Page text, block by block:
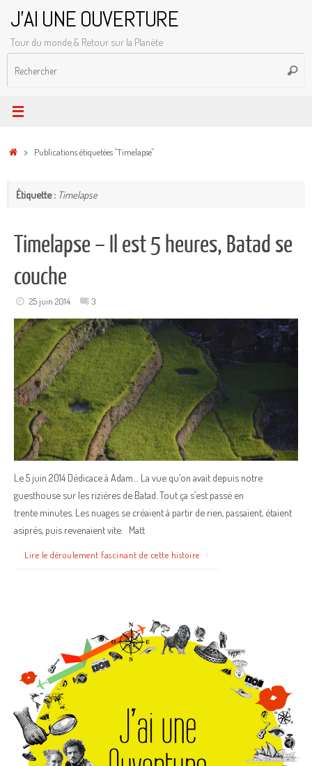
contenu
J'AI UNE OUVERTURE
Tour du monde & Retour sur la Planète
AccueilPublications étiquetées "Timelapse"
Étiquette : Timelapse
Timelapse – Il est 5 heures, Batad se
couche
25 juin 2014 3
Le 5 juin 2014 Dédicace à Adam… La vue qu’on avait depuis notre
guesthouse sur les rizières de Batad. Tout ça s’est passé en
trente minutes. Les nuages se créaient à partir de rien, passaient, étaient
asiprés, puis revenaient vite. Matt
Lire le déroulement fascinant de cette histoire